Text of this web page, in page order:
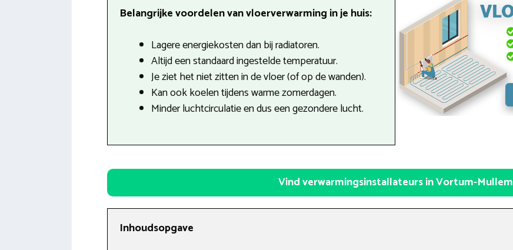
Belangrijke voordelen van vloerverwarming in je huis:
Lagere energiekosten dan bij radiatoren.
Altijd een standaard ingestelde temperatuur.
Je ziet het niet zitten in de vloer (of op de wanden).
Kan ook koelen tijdens warme zomerdagen.
Minder luchtcirculatie en dus een gezondere lucht.
Vind verwarmingsinstallateurs in Vortum-Mullem
Inhoudsopgave